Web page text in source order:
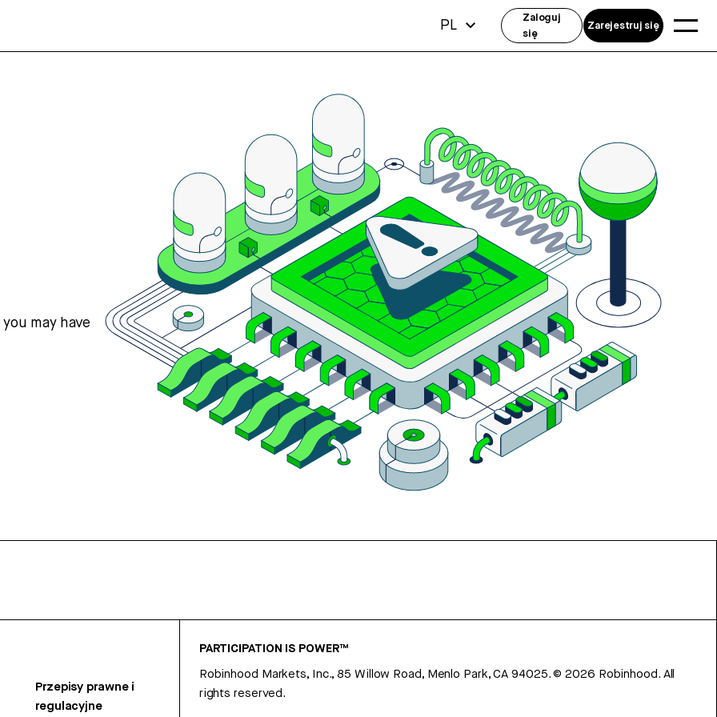
may have
Przepisy prawne i
regulacyjne
PARTICIPATION IS POWER™
Robinhood Markets, Inc., 85 Willow Road, Menlo Park, CA 94025.©2026 Robinhood. All
rights reserved.
PL
Zaloguj
się
Zarejestruj się